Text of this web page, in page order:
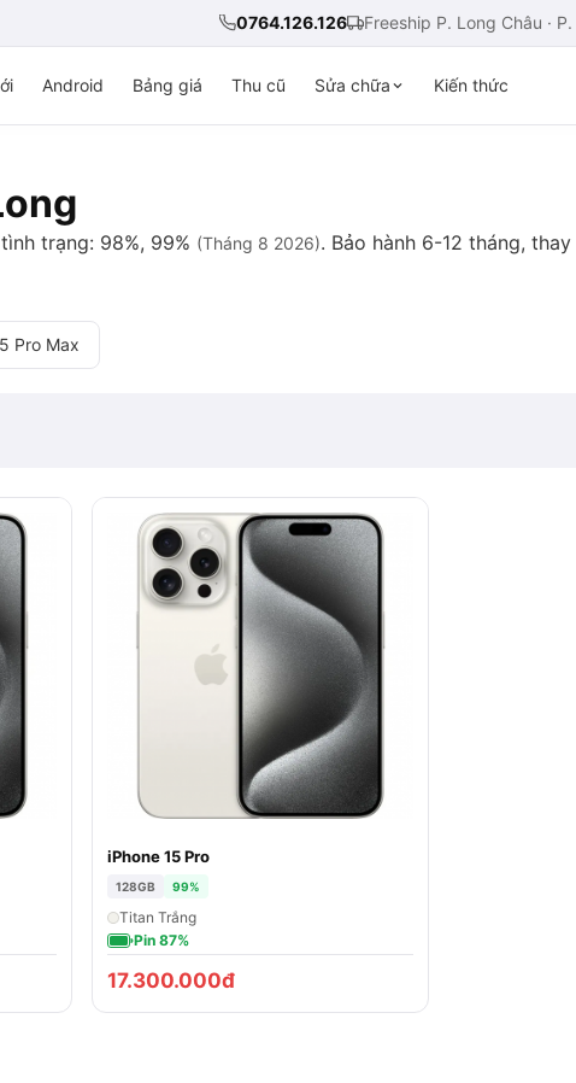
0764.126.126 Freeship P. Long Châu ·
Android Bảng giá Thu cũ Sửa chữa Kiến thức
trạng: 98%, 99% (Tháng 8 2026). Bảo hành 6-12 tháng,
Pro Max
iPhone 15 Pro
128GB 99%
Titan Trắng
Pin 87%
17.300.000đ